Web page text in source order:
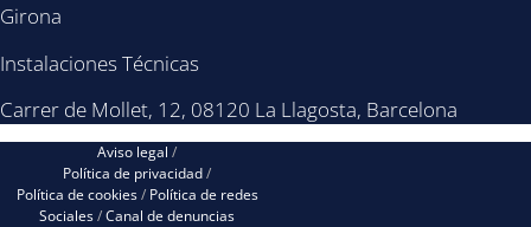
Girona
Instalaciones Técnicas
Carrer de Mollet, 12, 08120 La Llagosta, Barcelona
Aviso legal /
Política de privacidad/
Política de cookies/Política de redes
Sociales/Canal de denuncias